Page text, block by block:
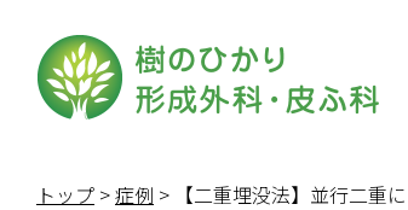
トップ >症例 > 【二重埋没法】並行二重